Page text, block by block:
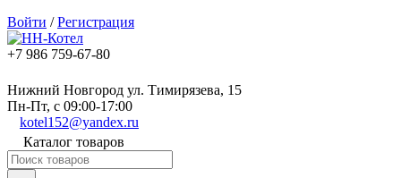
Войти /Регистрация
+7 986 759-67-80
Нижний Новгород ул. Тимирязева, 15
Пн-Пт, с 09:00-17:00
kotel152@yandex.ru
Каталог товаров